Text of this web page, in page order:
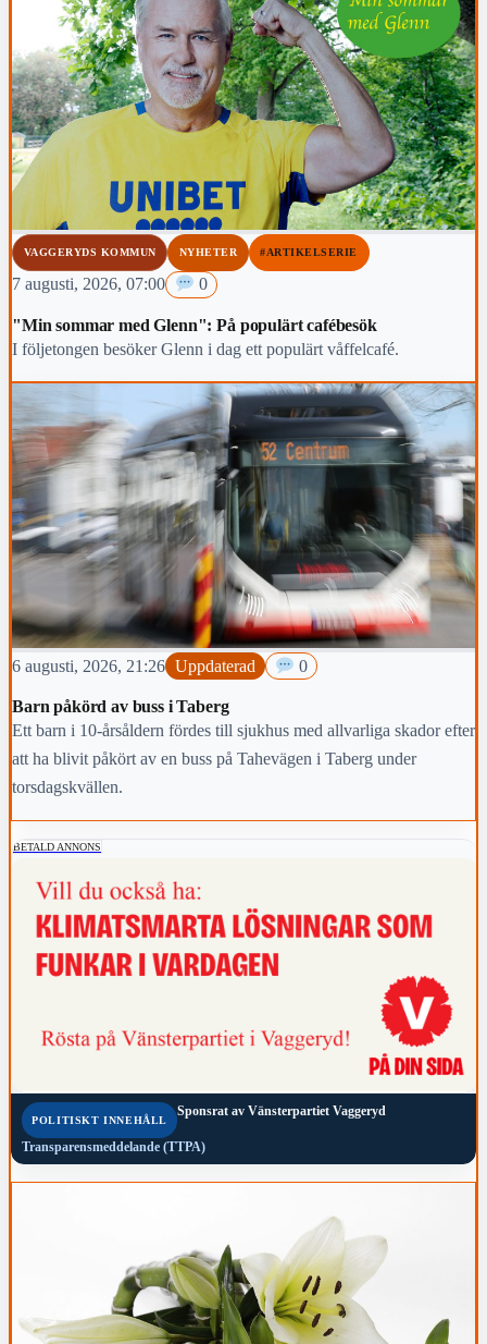
VAGGERYDS KOMMUN NYHETER #ARTIKELSERIE
7 augusti, 2026, 07:00 0
"Min sommar med Glenn": På populärt cafébesök
I följetongen besöker Glenn i dag ett populärt våffelcafé.
6 augusti, 2026, 21:26 Uppdaterad 0
Barn påkörd av buss i Taberg
Ett barn i 10-årsåldern fördes till sjukhus med allvarliga skador efter
att ha blivit påkört av en buss på Tahevägen i Taberg under
torsdagskvällen.
BETALD ANNONS
POLITISKT INNEHÅLL
Sponsrat av Vänsterpartiet Vaggeryd
Transparensmeddelande (TTPA)